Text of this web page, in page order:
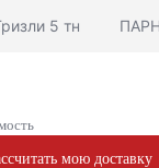
5 тн
мою доставку